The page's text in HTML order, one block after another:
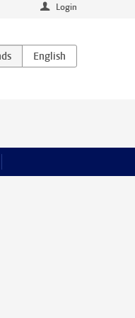
Login
Marketing pagina’s
Veiligheid pagina’s